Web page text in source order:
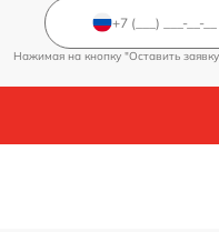
Нажимая на кнопку "Оставить